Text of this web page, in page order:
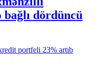
dördüncü